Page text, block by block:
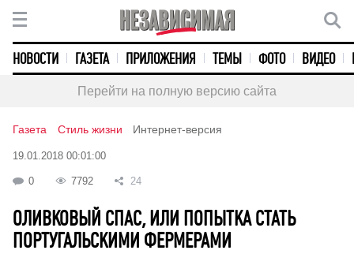
НОВОСТИ ГАЗЕТА ПРИЛОЖЕНИЯ ТЕМЫ ФОТО ВИДЕО
Перейти на полную версию сайта
Газета Стиль жизни Интернет-версия
19.01.2018 00:01:00
0 7792 24
ОЛИВКОВЫЙ СПАС, ИЛИ ПОПЫТКА СТАТЬ
ПОРТУГАЛЬСКИМИ ФЕРМЕРАМИ